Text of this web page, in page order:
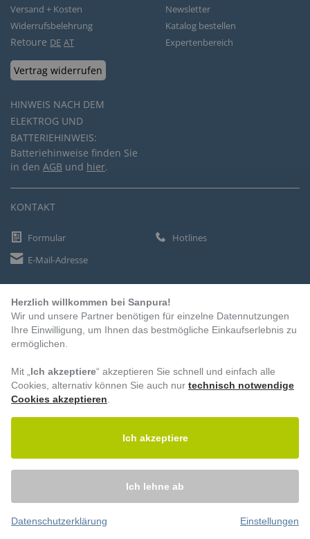
Versand + Kosten
Widerrufsbelehrung
Retoure DE AT
Vertrag widerrufen
HINWEIS NACH DEM
ELEKTROG UND
BATTERIEHINWEIS:
Batteriehinweise finden Sie
in den AGB und hier.
Newsletter
Katalog bestellen
Expertenbereich
KONTAKT
Formular
Hotlines
E-Mail-Adresse
ZAHLUNGSARTEN
Vorkasse
BESUCHEN SIE UNS
© 2026 – Sanpura. Alle Rechte vorbehalten.
Herzlich willkommen bei Sanpura!
Wir und unsere Partner benötigen für einzelne Datennutzungen
Ihre Einwilligung, um Ihnen das bestmögliche Einkaufserlebnis zu
ermöglichen.
Mit „ Ich akzeptiere“ akzeptieren Sie schnell und einfach alle
Cookies, alternativ können Sie auch nur technisch notwendige
Cookies akzeptieren
Ich akzeptiere
Ich lehne ab
Datenschutzerklärung Einstellungen